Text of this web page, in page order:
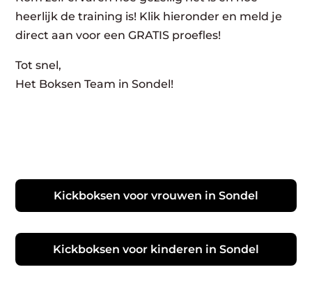
heerlijk de training is! Klik hieronder en meld je
direct aan voor een GRATIS proefles!
Tot snel,
Het Boksen Team in Sondel!
Kickboksen voor vrouwen in Sondel
Kickboksen voor kinderen in Sondel